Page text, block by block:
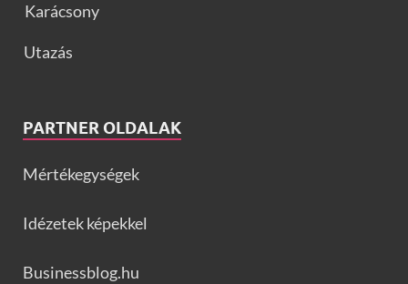
Karácsony
Utazás
PARTNER OLDALAK
Mértékegységek
Idézetek képekkel
Businessblog.hu